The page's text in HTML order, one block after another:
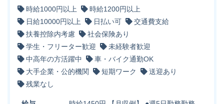
時給1000円以上
時給1200円以上
日給10000円以上
日払い可
交通費支給
扶養控除内考慮
社会保険あり
学生・フリーター歓迎
未経験者歓迎
中高年の方活躍中
車・バイク通勤OK
大手企業・公的機関
短期ワーク
送迎あり
残業なし